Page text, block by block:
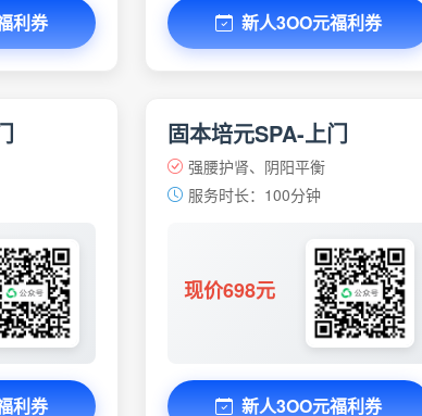
利券 新人3OO元福利券
利券
固本培元SPA-上门
强腰护肾、阴阳平衡
服务时长：100分钟
现价698元
新人3OO元福利券